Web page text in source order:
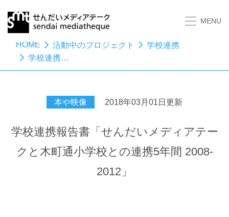
MENU
HOME 活動中のプロジェクト
学校連携
学校連携報告書「せんだいメディアテークと木町通小学校との連携5年間 2008-2012」
本や映像 2018年03月01日更新
学校連携報告書「せんだいメディアテー
クと木町通小学校との連携5年間 2008-
2012」